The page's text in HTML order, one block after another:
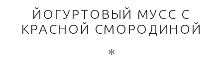
ЙОГУРТОВЫЙ МУСС С
КРАСНОЙ СМОРОДИНОЙ
✻